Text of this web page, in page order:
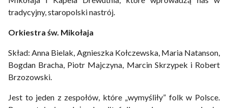
tradycyjny, staropolski nastrój.
Orkiestra św. Mikołaja
Skład: Anna Bielak, Agnieszka Kołczewska, Maria Natanson,
Bogdan Bracha, Piotr Majczyna, Marcin Skrzypek i Robert
Brzozowski.
Jest to jeden z zespołów, które „wymyśliły” folk w Polsce.